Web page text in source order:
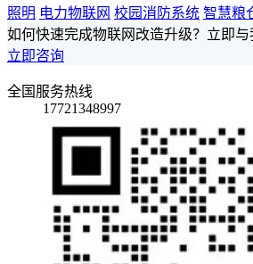
照明 电力物联网 校园消防系统 智慧粮
如何快速完成物联网改造升级？立即
立即咨询
全国服务热线
17721348997